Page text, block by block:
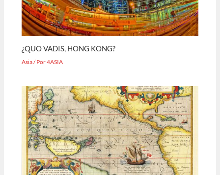
¿QUO VADIS, HONG KONG?
Asia/ Por4ASIA